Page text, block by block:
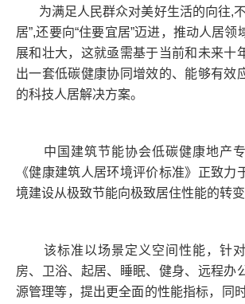
为满足人民群众对美好生活的向往,不
居”,还要向“住要宜居”迈进，推动人居领
展和壮大，这就亟需基于当前和未来十
出一套低碳健康协同增效的、能够有效
的科技人居解决方案。
中国建筑节能协会低碳健康地产专
《健康建筑人居环境评价标准》正致力
境建设从极致节能向极致居住性能的转变
该标准以场景定义空间性能，针对
房、卫浴、起居、睡眠、健身、远程办
源管理等，提出更全面的性能指标，同